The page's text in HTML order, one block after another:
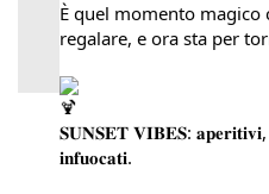
È quel momento magico
regalare, e ora sta per
𝐒𝐔𝐍𝐒𝐄𝐓 𝐕𝐈𝐁𝐄𝐒: 𝐚𝐩𝐞𝐫𝐢𝐭𝐢𝐯𝐢,
𝐢𝐧𝐟𝐮𝐨𝐜𝐚𝐭𝐢.